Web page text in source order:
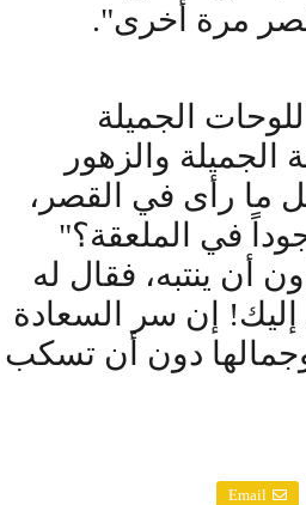
مرة أخرى".
الجميلة
والزهور
ما رأى في القصر،
في الملعقة؟"
أن ينتبه، فقال له
إليك! إن سر السعادة
وجمالها دون أن تسكب
Email